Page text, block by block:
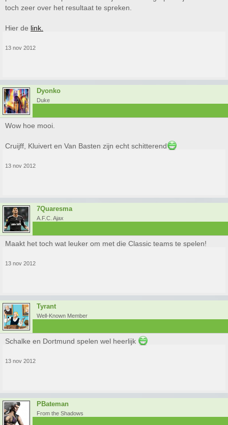
toch zeer over het resultaat te spreken.
Hier de link.
13 nov 2012
Dyonko
Duke
Wow hoe mooi.
Cruijff, Kluivert en Van Basten zijn echt schitterend
13 nov 2012
7Quaresma
A.F.C. Ajax
Maakt het toch wat leuker om met die Classic teams te spelen!
13 nov 2012
Tyrant
Well-Known Member
Schalke en Dortmund spelen wel heerlijk
13 nov 2012
PBateman
From the Shadows